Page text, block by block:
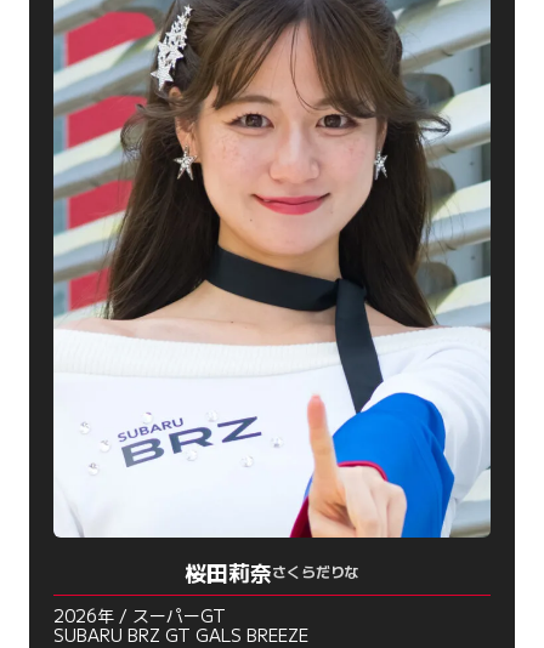
桜田莉奈さくらだりな
2026年 / スーパーGT
SUBARU BRZ GT GALS BREEZE